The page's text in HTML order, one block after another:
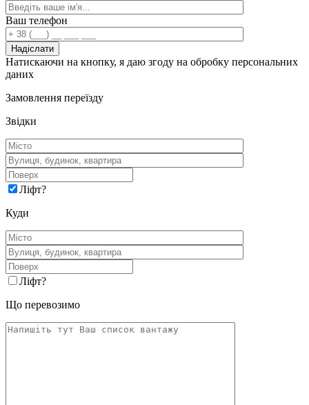
Ваш телефон
Натискаючи на кнопку, я даю згоду на обробку персональних
даних
Замовлення переїзду
Звідки
Ліфт?
Куди
Ліфт?
Що перевозимо